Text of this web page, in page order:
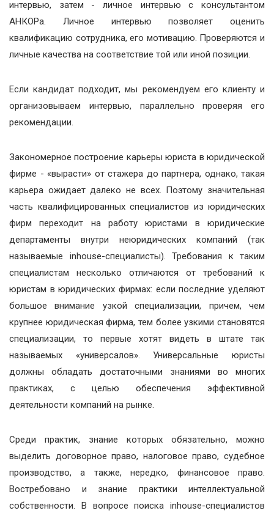
интервью, затем - личное интервью с консультантом
АНКОРа. Личное интервью позволяет оценить
квалификацию сотрудника, его мотивацию. Проверяются и
личные качества на соответствие той или иной позиции.
Если кандидат подходит, мы рекомендуем его клиенту и
организовываем интервью, параллельно проверяя его
рекомендации.
Закономерное построение карьеры юриста в юридической
фирме - «вырасти» от стажера до партнера, однако, такая
карьера ожидает далеко не всех. Поэтому значительная
часть квалифицированных специалистов из юридических
фирм переходит на работу юристами в юридические
департаменты внутри неюридических компаний (так
называемые inhouse-специалисты). Требования к таким
специалистам несколько отличаются от требований к
юристам в юридических фирмах: если последние уделяют
большое внимание узкой специализации, причем, чем
крупнее юридическая фирма, тем более узкими становятся
специализации, то первые хотят видеть в штате так
называемых «универсалов». Универсальные юристы
должны обладать достаточными знаниями во многих
практиках, с целью обеспечения эффективной
деятельности компаний на рынке.
Среди практик, знание которых обязательно, можно
выделить договорное право, налоговое право, судебное
производство, а также, нередко, финансовое право.
Востребовано и знание практики интеллектуальной
собственности. В вопросе поиска inhouse-специалистов